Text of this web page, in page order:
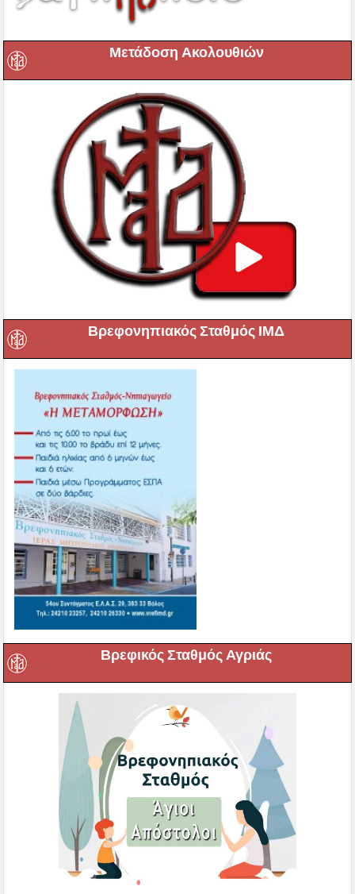
Μετάδοση Ακολουθιών
Βρεφονηπιακός Σταθμός ΙΜΔ
Βρεφικός Σταθμός Αγριάς